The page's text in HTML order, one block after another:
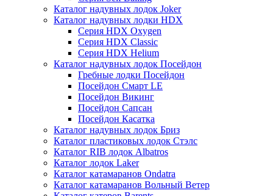
Каталог надувных лодок Joker
Каталог надувных лодки HDX
Серия HDX Oxygen
Серия HDX Classic
Серия HDX Helium
Каталог надувных лодок Посейдон
Гребные лодки Посейдон
Посейдон Смарт LE
Посейдон Викинг
Посейдон Сапсан
Посейдон Касатка
Каталог надувных лодок Бриз
Каталог пластиковых лодок Стэлс
Каталог RIB лодок Albatros
Каталог лодок Laker
Каталог катамаранов Ondatra
Каталог катамаранов Вольный Ветер